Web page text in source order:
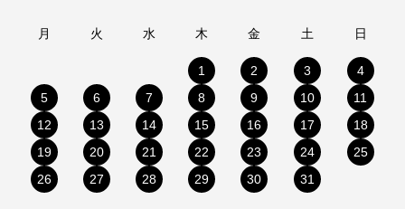
月 火 水 木 金 土 日
1 2 3
4
5
6 7 8 9 10
11
12
13 14 15 16 17
18
19
20 21 22 23 24
25
26
27 28 29 30 31